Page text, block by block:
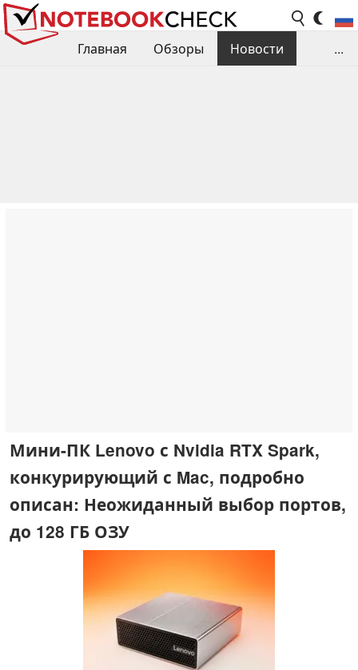
Главная Обзоры
Новости
...
Мини-ПК Lenovo с Nvidia RTX Spark,
конкурирующий с Mac, подробно
описан: Неожиданный выбор портов,
до 128 ГБ ОЗУ